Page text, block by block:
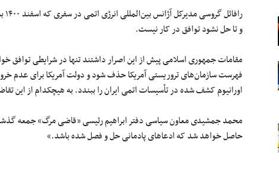
و تا حل نشود توافق در کار نیست.
مقامات جمهوری اسلامی پیش از این اصرار داشتند تنها در شرایطی توافق
فهرست سازمان‌های تروریستی آمریکا حذف شود و دولت آمریکا برای عدم
اورانیوم کشف شده در تأسیسات اتمی ایران را ببندد. به هیچکدام از این
محمد جمشیدی معاون سیاسی دفتر ابراهیم رئیسی «قاضی مرگ» جمعه
حاصل خواهد شد که ادعاهای پادمانی حل و فصل شده باشد.»